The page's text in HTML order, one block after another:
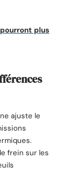
plus
ajuste le
frein sur les